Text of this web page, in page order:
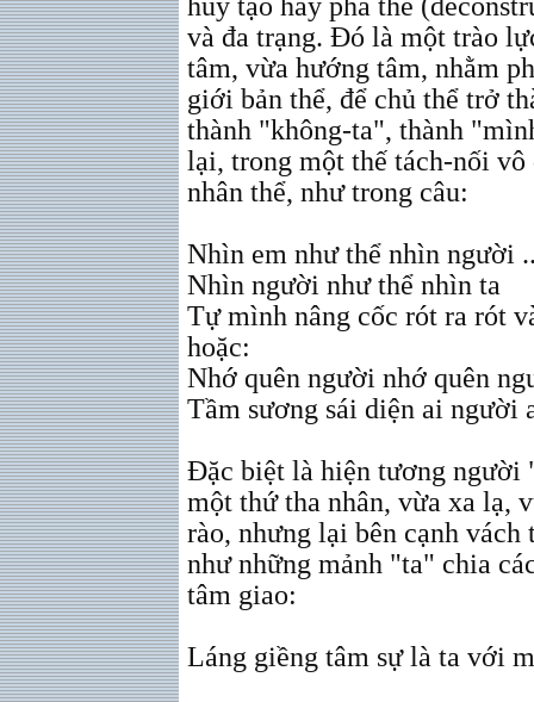
hủy tạo hay phá thể
và đa trạng. Đó là một trào
tâm, vừa hướng tâm, nhằm
giới bản thể, để chủ thể trở
thành "không-ta", thành
lại, trong một thế tách-nối
nhân thể, như trong câu:
Nhìn em như thể nhìn người
Nhìn người như thể nhìn ta
Tự mình nâng cốc rót ra rót
hoặc:
Nhớ quên người nhớ quên
Tầm sương sái diện ai người
Đặc biệt là hiện tương người
một thứ tha nhân, vừa xa lạ,
rào, nhưng lại bên cạnh
như những mảnh "ta" chia
tâm giao:
Láng giềng tâm sự là ta với